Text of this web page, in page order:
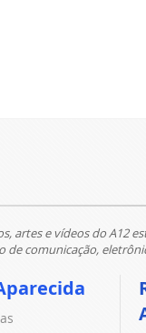
artes e vídeos do A12
comunicação,